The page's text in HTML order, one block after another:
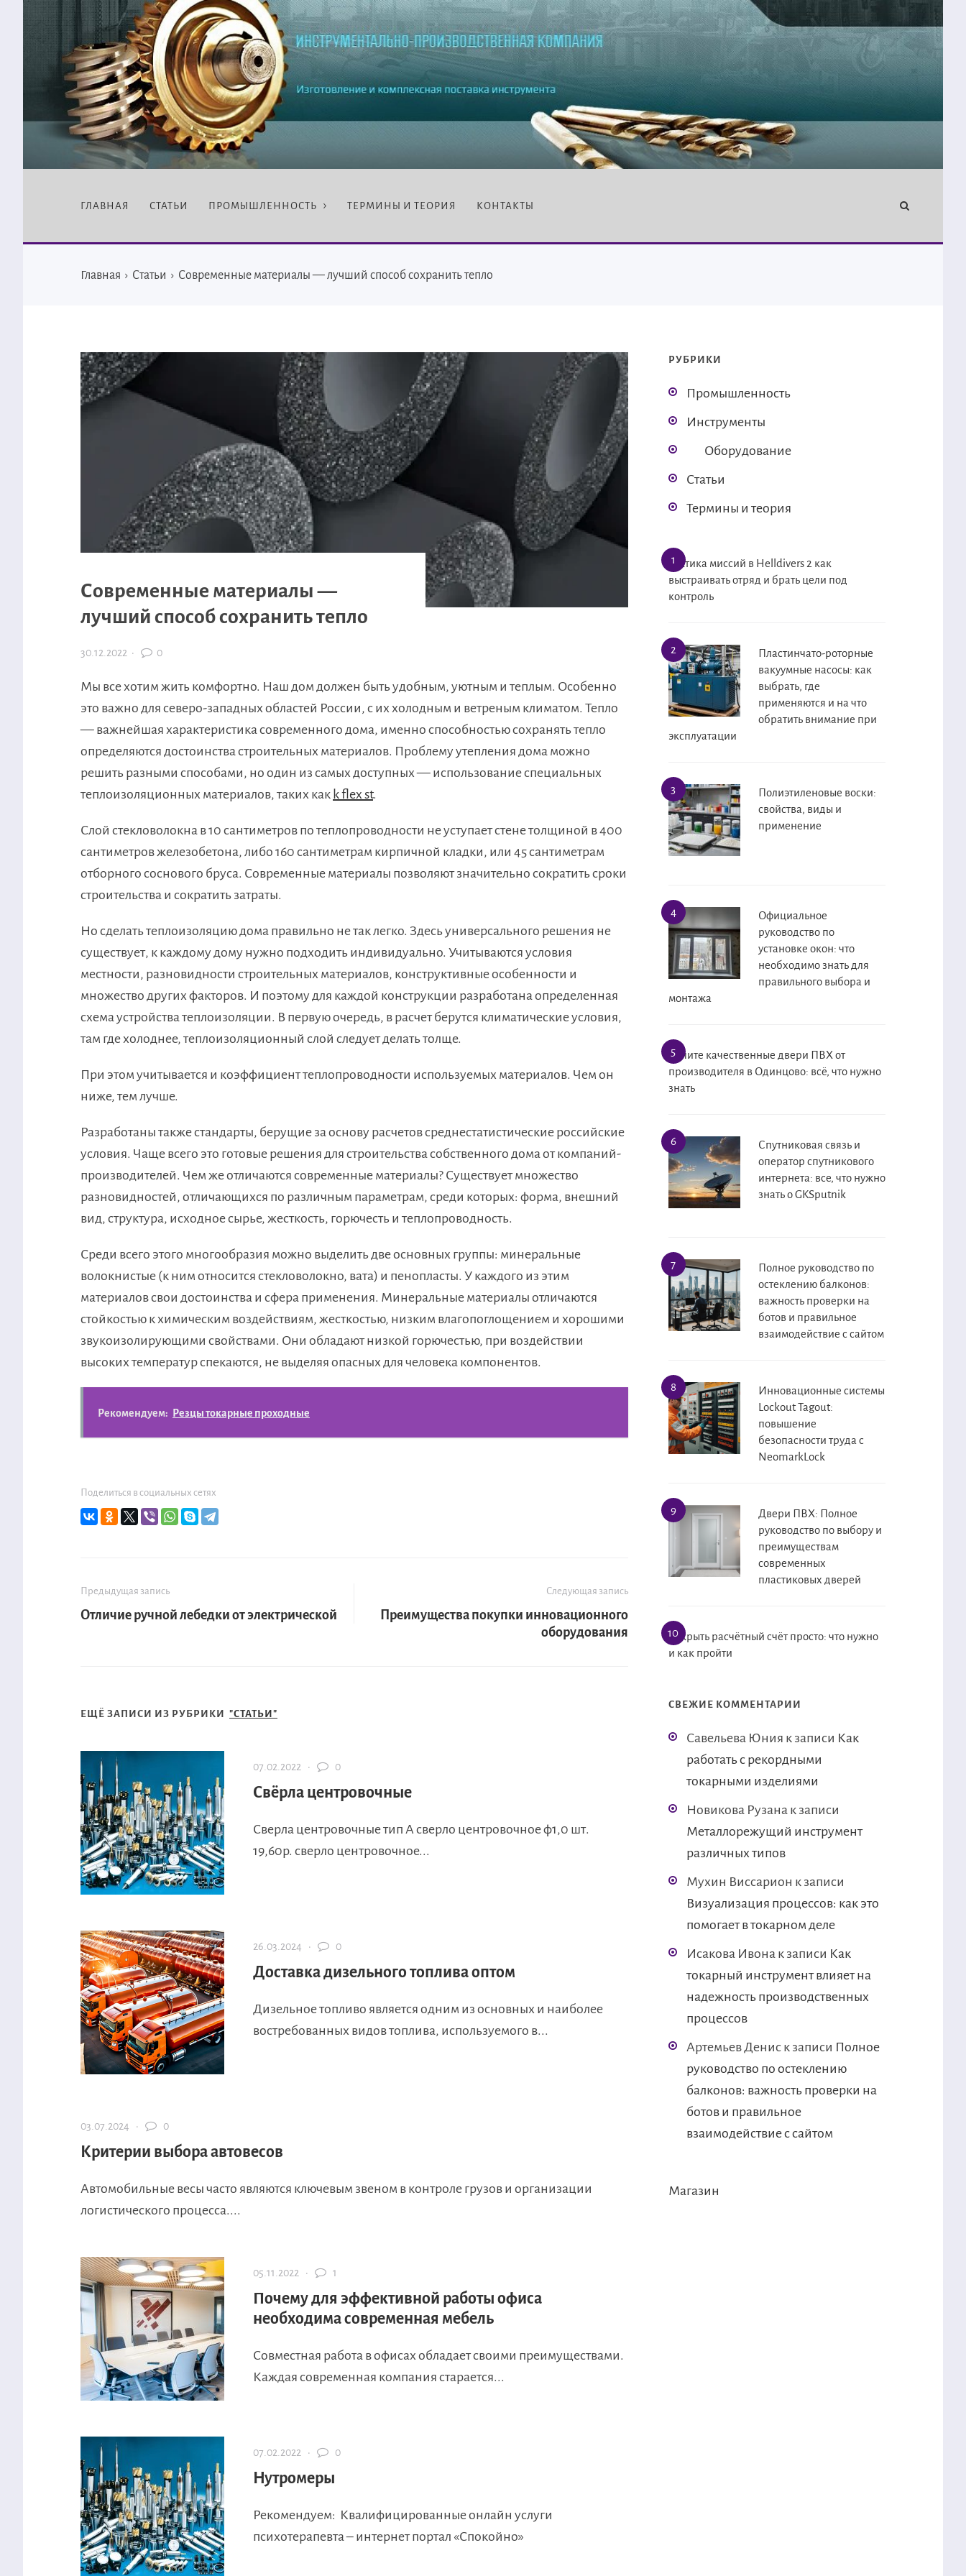
ГЛАВНАЯ СТАТЬИ ПРОМЫШЛЕННОСТЬ ТЕРМИНЫ И ТЕОРИЯ КОНТАКТЫ
Главная › Статьи › Современные материалы — лучший способ сохранить тепло
Современные материалы —
лучший способ сохранить тепло
30.12.2022 · 0
Мы все хотим жить комфортно. Наш дом должен быть удобным, уютным и теплым. Особенно
это важно для северо-западных областей России, с их холодным и ветреным климатом. Тепло
— важнейшая характеристика современного дома, именно способностью сохранять тепло
определяются достоинства строительных материалов. Проблему утепления дома можно
решить разными способами, но один из самых доступных — использование специальных
теплоизоляционных материалов, таких как k flex st.
Слой стекловолокна в 10 сантиметров по теплопроводности не уступает стене толщиной в 400
сантиметров железобетона, либо 160 сантиметрам кирпичной кладки, или 45 сантиметрам
отборного соснового бруса. Современные материалы позволяют значительно сократить сроки
строительства и сократить затраты.
Но сделать теплоизоляцию дома правильно не так легко. Здесь универсального решения не
существует, к каждому дому нужно подходить индивидуально. Учитываются условия
местности, разновидности строительных материалов, конструктивные особенности и
множество других факторов. И поэтому для каждой конструкции разработана определенная
схема устройства теплоизоляции. В первую очередь, в расчет берутся климатические условия,
там где холоднее, теплоизоляционный слой следует делать толще.
При этом учитывается и коэффициент теплопроводности используемых материалов. Чем он
ниже, тем лучше.
Разработаны также стандарты, берущие за основу расчетов среднестатистические российские
условия. Чаще всего это готовые решения для строительства собственного дома от компаний-
производителей. Чем же отличаются современные материалы? Существует множество
разновидностей, отличающихся по различным параметрам, среди которых: форма, внешний
вид, структура, исходное сырье, жесткость, горючесть и теплопроводность.
Среди всего этого многообразия можно выделить две основных группы: минеральные
волокнистые (к ним относится стекловолокно, вата) и пенопласты. У каждого из этим
материалов свои достоинства и сфера применения. Минеральные материалы отличаются
стойкостью к химическим воздействиям, жесткостью, низким влагопоглощением и хорошими
звукоизолирующими свойствами. Они обладают низкой горючестью, при воздействии
высоких температур спекаются, не выделяя опасных для человека компонентов.
Рекомендуем: Резцы токарные проходные
Поделиться в социальных сетях
Предыдущая запись
Отличие ручной лебедки от электрической
Следующая запись
Преимущества покупки инновационного
оборудования
ЕЩЁ ЗАПИСИ ИЗ РУБРИКИ "СТАТЬИ"
07.02.2022 · 0
Свёрла центровочные
Сверла центровочные тип А сверло центровочное ф1,0 шт.
19,60р. сверло центровочное...
26.03.2024 · 0
Доставка дизельного топлива оптом
Дизельное топливо является одним из основных и наиболее
востребованных видов топлива, используемого в...
03.07.2024 · 0
Критерии выбора автовесов
Автомобильные весы часто являются ключевым звеном в контроле грузов и организации
логистического процесса....
05.11.2022 · 1
Почему для эффективной работы офиса
необходима современная мебель
Совместная работа в офисах обладает своими преимуществами.
Каждая современная компания старается...
07.02.2022 · 0
Нутромеры
Рекомендуем: Квалифицированные онлайн услуги
психотерапевта – интернет портал «Спокойно»
РУБРИКИ
Промышленность
Инструменты
Оборудование
Статьи
Термины и теория
Тактика миссий в Helldivers 2 как
выстраивать отряд и брать цели под
контроль
Пластинчато-роторные
вакуумные насосы: как
выбрать, где
применяются и на что
обратить внимание при
эксплуатации
Полиэтиленовые воски:
свойства, виды и
применение
Официальное
руководство по
установке окон: что
необходимо знать для
правильного выбора и
монтажа
Купите качественные двери ПВХ от
производителя в Одинцово: всё, что нужно
знать
Спутниковая связь и
оператор спутникового
интернета: все, что нужно
знать о GKSputnik
Полное руководство по
остеклению балконов:
важность проверки на
ботов и правильное
взаимодействие с сайтом
Инновационные системы
Lockout Tagout:
повышение
безопасности труда с
NeomarkLock
Двери ПВХ: Полное
руководство по выбору и
преимуществам
современных
пластиковых дверей
Открыть расчётный счёт просто: что нужно
и как пройти
СВЕЖИЕ КОММЕНТАРИИ
Савельева Юния к записи Как
работать с рекордными
токарными изделиями
Новикова Рузана к записи
Металлорежущий инструмент
различных типов
Мухин Виссарион к записи
Визуализация процессов: как это
помогает в токарном деле
Исакова Ивона к записи Как
токарный инструмент влияет на
надежность производственных
процессов
Артемьев Дениск записи Полное
руководство по остеклению
балконов: важность проверки на
ботов и правильное
взаимодействие с сайтом
Магазин